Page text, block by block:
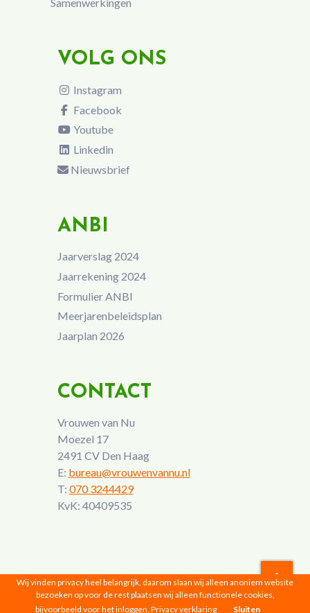
VOLG ONS
Instagram
Facebook
Youtube
Linkedin
Nieuwsbrief
ANBI
Jaarverslag 2024
Jaarrekening 2024
Formulier ANBI
Meerjarenbeleidsplan
Jaarplan 2026
CONTACT
Vrouwen van Nu
Moezel 17
2491 CV Den Haag
E: bureau@vrouwenvannu.nl
T: 070 3244429
KvK: 40409535
Vrouwen van Nu © 2026 |Privacyverklaring
Wij vinden privacy heel belangrijk, daarom slaan wij alleen anoniem website
bezoeken op voor de rest plaatsen wij alleen functionele cookies,
bijvoorbeeld voor het inloggen. Privacy verklaring Sluiten